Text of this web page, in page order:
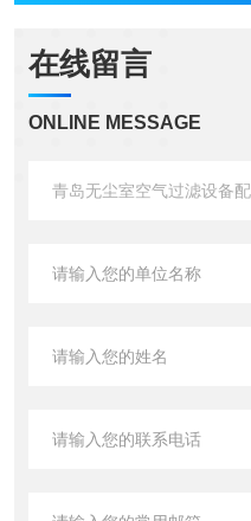
在线留言
ONLINE MESSAGE